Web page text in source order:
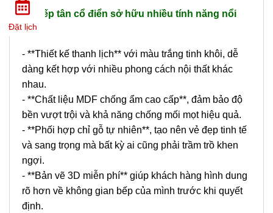
Tủ bếp tân cổ điển sở hữu nhiều tính năng nổi
bật:
- **Thiết kế thanh lịch** với màu trắng tinh khôi, dễ
dàng kết hợp với nhiều phong cách nội thất khác
nhau.
- **Chất liệu MDF chống ẩm cao cấp**, đảm bảo độ
bền vượt trội và khả năng chống mối mọt hiệu quả.
- **Phối hợp chỉ gỗ tự nhiên**, tạo nên vẻ đẹp tinh tế
và sang trọng mà bất kỳ ai cũng phải trầm trồ khen
ngợi.
- **Bản vẽ 3D miễn phí** giúp khách hàng hình dung
rõ hơn về không gian bếp của mình trước khi quyết
định.
Đặt lịch